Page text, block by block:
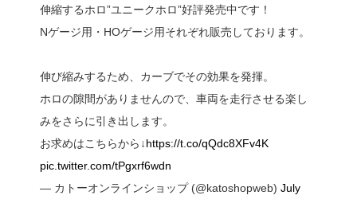
伸縮するホロ”ユニークホロ”好評発売中です！
Nゲージ用・HOゲージ用それぞれ販売しております。
伸び縮みするため、カーブでその効果を発揮。
ホロの隙間がありませんので、車両を走行させる楽し
みをさらに引き出します。
お求めはこちらから↓https://t.co/qQdc8XFv4K
pic.twitter.com/tPgxrf6wdn
— カトーオンラインショップ (@katoshopweb) July